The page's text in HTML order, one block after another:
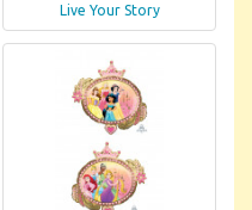
Live Your Story